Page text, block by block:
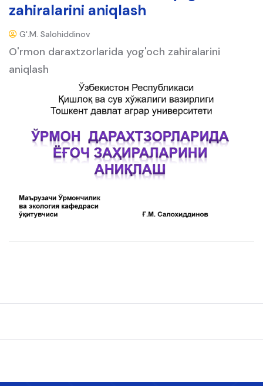
zahiralarini aniqlash
G'.M. Salohiddinov
O'rmon daraxtzorlarida yog'och zahiralarini
aniqlash